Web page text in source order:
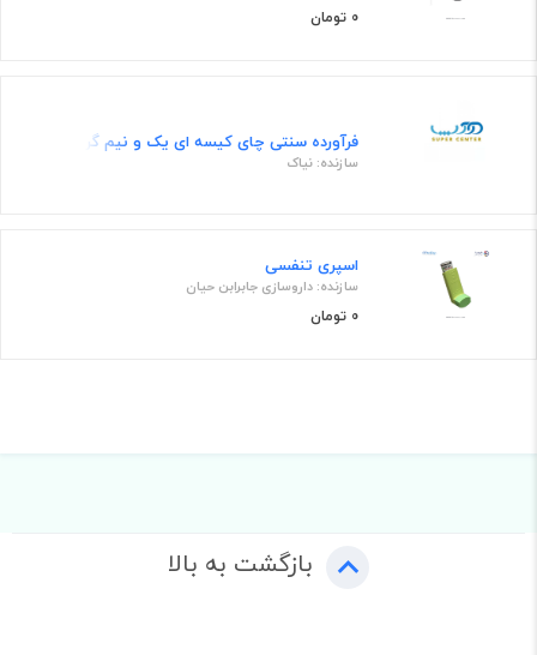
0 تومان
فرآورده سنتی چای کیسه ای یک و نیم گرمی
سازنده: نیاک
اسپری تنفسی
سازنده: داروسازی جابرابن حیان
0 تومان
بازگشت به بالا